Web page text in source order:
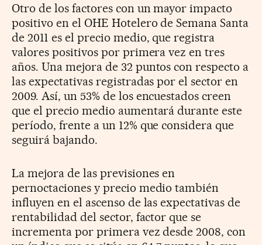
Otro de los factores con un mayor impacto
positivo en el OHE Hotelero de Semana Santa
de 2011 es el precio medio, que registra
valores positivos por primera vez en tres
años. Una mejora de 32 puntos con respecto a
las expectativas registradas por el sector en
2009. Así, un 53% de los encuestados creen
que el precio medio aumentará durante este
período, frente a un 12% que considera que
seguirá bajando.
La mejora de las previsiones en
pernoctaciones y precio medio también
influyen en el ascenso de las expectativas de
rentabilidad del sector, factor que se
incrementa por primera vez desde 2008, con